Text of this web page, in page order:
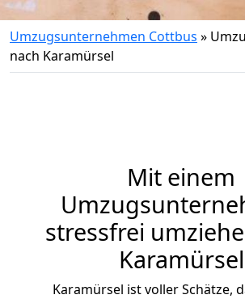
Umzugsunternehmen Cottbus »
nach Karamürsel
Mit einem
stressfrei
Karamürsel
Karamürsel ist voller Schätze,